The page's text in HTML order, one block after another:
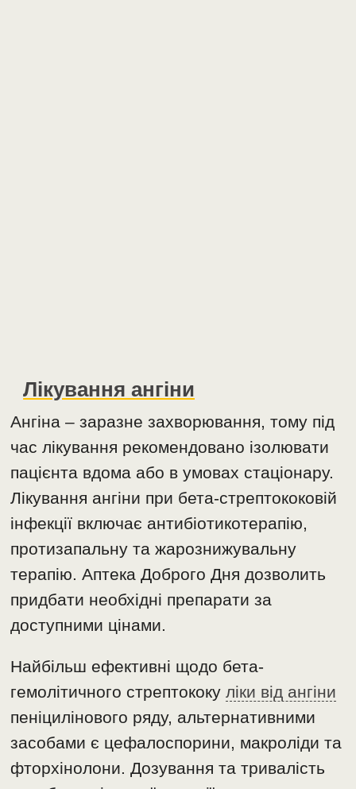
Лікування ангіни
Ангіна – заразне захворювання, тому під
час лікування рекомендовано ізолювати
пацієнта вдома або в умовах стаціонару.
Лікування ангіни при бета-стрептококовій
інфекції включає антибіотикотерапію,
протизапальну та жарознижувальну
терапію. Аптека Доброго Дня дозволить
придбати необхідні препарати за
доступними цінами.
Найбільш ефективні щодо бета-
гемолітичного стрептококуліки від ангіни
пеніцилінового ряду, альтернативними
засобами є цефалоспорини, макроліди та
фторхінолони. Дозування та тривалість